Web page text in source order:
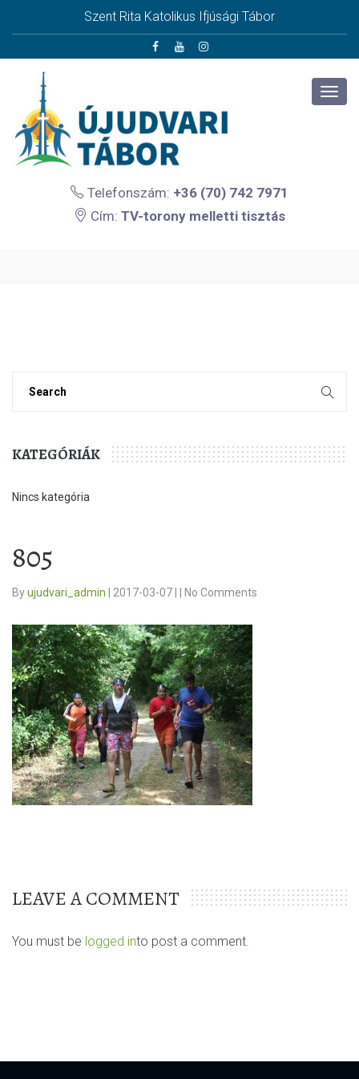
Szent Rita Katolikus Ifjúsági Tábor
Telefonszám: +36 (70) 742 7971
Cím: TV-torony melletti tisztás
KATEGÓRIÁK
Nincs kategória
805
Byujudvari_admin 2017-03-07 No Comments
LEAVE A COMMENT
You must be logged into post a comment.